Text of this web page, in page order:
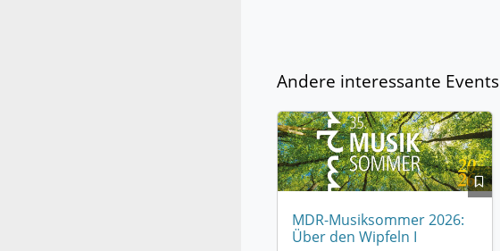
Andere interessante Events
MDR-Musiksommer 2026:
Über den Wipfeln I